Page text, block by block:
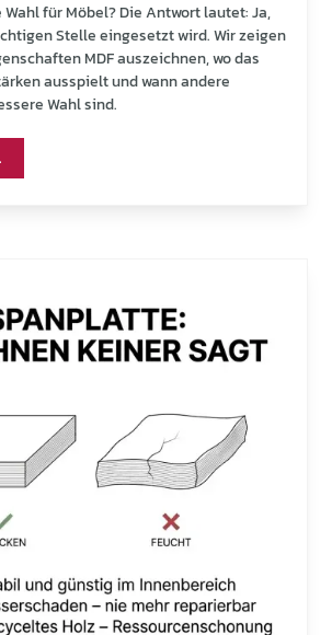
Wahl für Möbel? Die Antwort lautet: Ja,
Stelle eingesetzt wird. Wir zeigen
MDF auszeichnen, wo das
ausspielt und wann andere
Wahl sind.